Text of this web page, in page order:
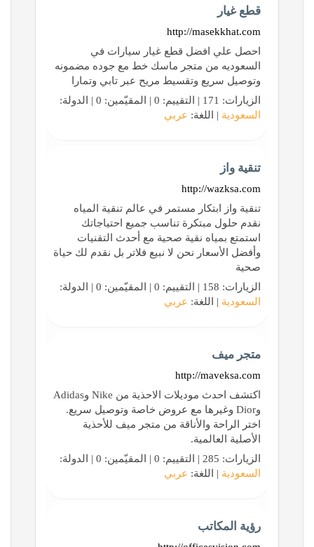
قطع غيار
http://masekkhat.com
احصل علي افضل قطع غيار سيارات في
السعوديه من متجر ماسك خط مع جوده مضمونه
وتوصيل سريع وتقسيط مريح عبر تابي وتمارا
الزيارات: 171 | التقييم: 0 | المقيّمين: 0 | الدولة:
السعودية | اللغة: عربي
تنقية واز
http://wazksa.com
تنقية واز ابتكار مستمر في عالم تنقية المياه
نقدم حلول مبتكرة تناسب جميع احتياجاتك
استمتع بمياه نقية صحية مع أحدث التقنيات
وأفضل الأسعار نحن لا نبيع فلاتر بل نقدم لك حياة
صحية
الزيارات: 158 | التقييم: 0 | المقيّمين: 0 | الدولة:
السعودية | اللغة: عربي
متجر ميف
http://maveksa.com
اكتشف احدث موديلات الاحذية من Nike وAdidas
وDior وغيرها مع عروض خاصة وتوصيل سريع.
اختر الراحة والأناقة من متجر ميف للأحذية
الأصلية العالمية.
الزيارات: 285 | التقييم: 0 | المقيّمين: 0 | الدولة:
السعودية | اللغة: عربي
رؤية المكاتب